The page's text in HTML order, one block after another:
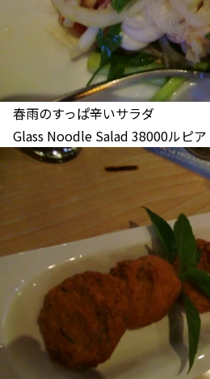
春雨のすっぱ辛いサラダ
Glass Noodle Salad 38000ルピア